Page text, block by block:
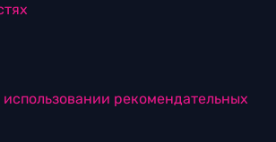
рекомендательных